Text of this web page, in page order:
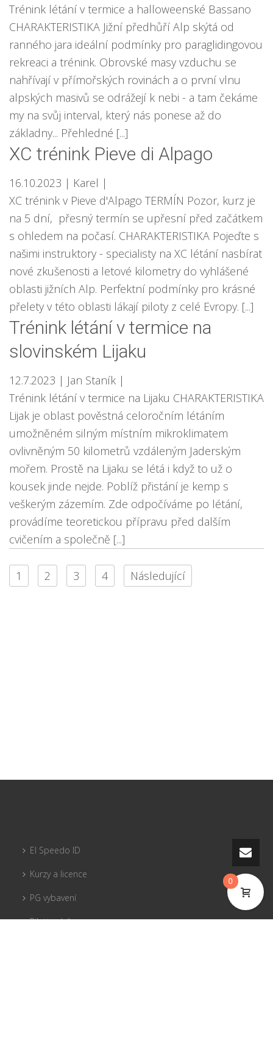
Trénink létání v termice a halloweenské Bassano
CHARAKTERISTIKA Jižní předhůří Alp skýtá od
ranného jara ideální podmínky pro paraglidingovou
rekreaci a trénink. Obrovské masy vzduchu se
nahřívají v přímořských rovinách a o první vlnu
alpských masivů se odrážejí k nebi - a tam čekáme
my na svůj interval, který nás ponese až do
základny... Přehledné [...]
XC trénink Pieve di Alpago
16.10.2023 | Karel |
XC trénink v Pieve d'Alpago TERMÍN Pozor, kurz je
na 5 dní, přesný termín se upřesní před začátkem
s ohledem na počasí. CHARAKTERISTIKA Pojeďte s
našimi instruktory - specialisty na XC létání nasbírat
nové zkušenosti a letové kilometry do vyhlášené
oblasti jižních Alp. Perfektní podmínky pro krásné
přelety v této oblasti lákají piloty z celé Evropy. [...]
Trénink létání v termice na
slovinském Lijaku
12.7.2023 | Jan Staník |
Trénink létání v termice na Lijaku CHARAKTERISTIKA
Lijak je oblast pověstná celoročním létáním
umožněném silným místním mikroklimatem
ovlivněným 50 kilometrů vzdáleným Jaderským
mořem. Prostě na Lijaku se létá i když to už o
kousek jinde nejde. Poblíž přistání je kemp s
veškerým zázemím. Zde odpočíváme po létání,
provádíme teoretickou přípravu před dalším
cvičením a společně [...]
1 2 3 4 Následující
El Speedo ID
Kurzy a licence
PG vybavení
Piloti sobě
0